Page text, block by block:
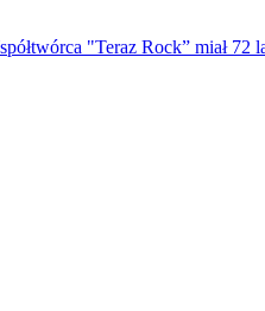
"Teraz Rock” miał 72